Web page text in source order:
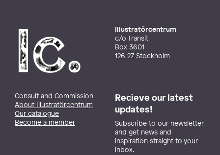
Illustratörcentrum
c/o Transit
Box 3601
126 27 Stockholm
Consult and Commission
About Illustratörcentrum
Our catalogue
Become a member
Recieve our latest
updates!
Subscribe to our newsletter
and get news and
inspiration straight to your
inbox.